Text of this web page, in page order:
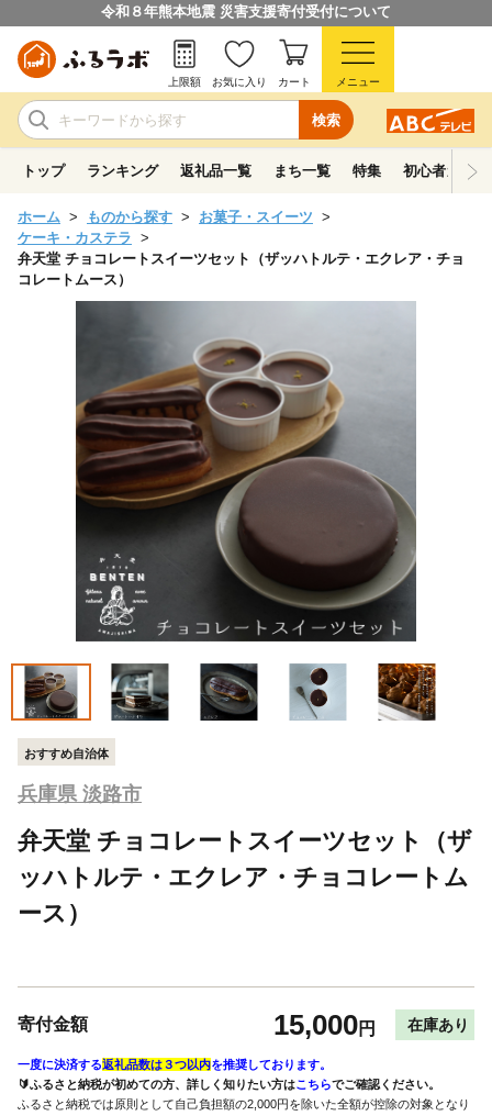
令和８年熊本地震 災害支援寄付受付について
検索
上限額 お気に入り カート メニュー
トップ ランキング 返礼品一覧 まち一覧 特集 初心者ガイド
ホーム ものから探す
お菓子・スイーツ
ケーキ・カステラ
弁天堂 チョコレートスイーツセット（ザッハトルテ・エクレア・チョ
コレートムース）
おすすめ自治体
兵庫県 淡路市
弁天堂 チョコレートスイーツセット（ザ
ッハトルテ・エクレア・チョコレートム
ース）
寄付金額 15,000円 在庫あり
一度に決済する返礼品数は３つ以内を推奨しております。
🔰ふるさと納税が初めての方、詳しく知りたい方はこちらでご確認ください。
ふるさと納税では原則として自己負担額の2,000円を除いた全額が控除の対象となり